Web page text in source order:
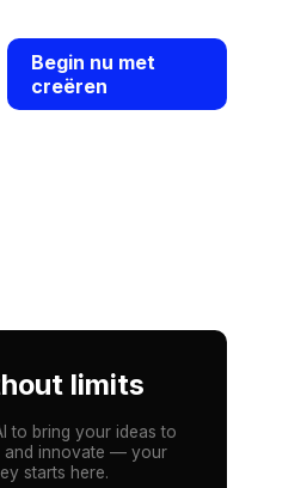
Begin nu met
creëren
limits
to bring your ideas to
and innovate — your
starts here.